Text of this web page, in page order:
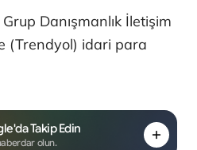
Danışmanlık İletişim
(Trendyol) idari para
Takip Edin
olun.